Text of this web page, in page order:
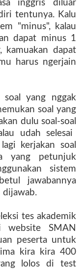
inggris diluar
tentunya. Kalu
"minus", kalau
dapat minus 1
kamuakan dapat
harus ngerjain
soal yang nggak
soal yang
dulu soal -soal
udah selesai
kerjakan soal
yang petunjuk
sistem
jawabannya
dijawab.
tes akademik
website SMAN
peserta untuk
kira kira 400
lolos di test